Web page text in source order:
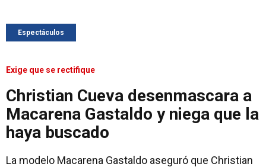
Espectáculos
Exige que se rectifique
Christian Cueva desenmascara a
Macarena Gastaldo y niega que la
haya buscado
La modelo Macarena Gastaldo aseguró que Christian